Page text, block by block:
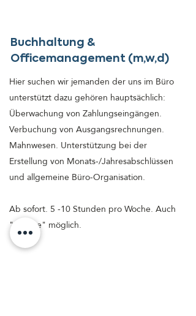
Buchhaltung &
Officemanagement (m,w,d)
Hier suchen wir jemanden der uns im Büro
unterstützt dazu gehören hauptsächlich:
Überwachung von Zahlungseingängen.
Verbuchung von Ausgangsrechnungen.
Mahnwesen. Unterstützung bei der
Erstellung von Monats-/Jahresabschlüssen
und allgemeine Büro-Organisation.
Ab sofort. 5 -10 Stunden pro Woche. Auch
"remote" möglich.